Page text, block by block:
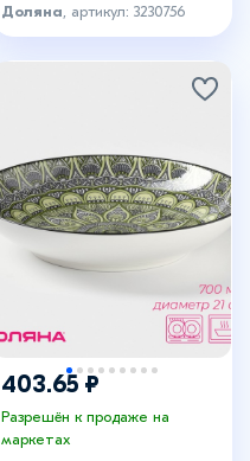
Доляна , артикул: 3230756
403.65 ₽
Разрешён к продаже на
маркетах